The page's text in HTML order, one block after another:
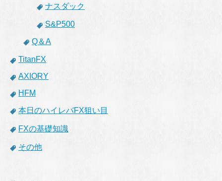
ナスダック
S&P500
Q＆A
TitanFX
AXIORY
HFM
本日のハイレバFX狙い目
FXの基礎知識
その他